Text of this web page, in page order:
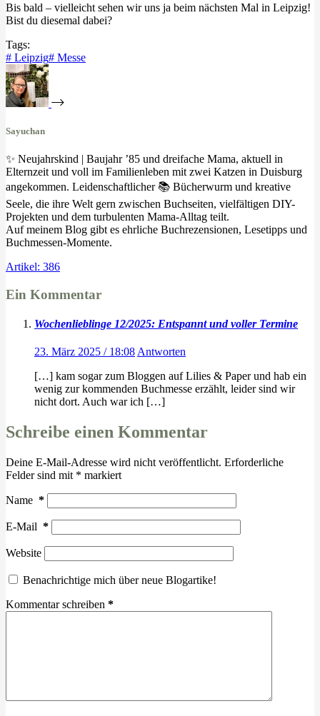
Bis bald – vielleicht sehen wir uns ja beim nächsten Mal in Leipzig!
Bist du diesemal dabei?
Tags:
# Leipzig# Messe
Sayuchan
✨ Neujahrskind | Baujahr ’85 und dreifache Mama, aktuell in
Elternzeit und voll im Familienleben mit zwei Katzen in Duisburg
angekommen. Leidenschaftlicher 📚 Bücherwurm und kreative
Seele, die ihre Welt gern zwischen Buchseiten, vielfältigen DIY-
Projekten und dem turbulenten Mama-Alltag teilt.
Auf meinem Blog gibt es ehrliche Buchrezensionen, Lesetipps und
Buchmessen-Momente.
Artikel: 386
Ein Kommentar
Wochenlieblinge 12/2025: Entspannt und voller Termine
23. März 2025 / 18:08Antworten
[…] kam sogar zum Bloggen auf Lilies & Paper und hab ein
wenig zur kommenden Buchmesse erzählt, leider sind wir
nicht dort. Auch war ich […]
Schreibe einen Kommentar
Deine E-Mail-Adresse wird nicht veröffentlicht. Erforderliche
Felder sind mit * markiert
Name *
E-Mail *
Website
Benachrichtige mich über neue Blogartike!
Kommentar schreiben *